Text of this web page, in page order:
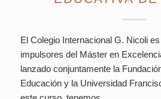
El Colegio Internacional G. Nicoli
impulsores del Máster en
lanzado conjuntamente la
Educación y la Universidad